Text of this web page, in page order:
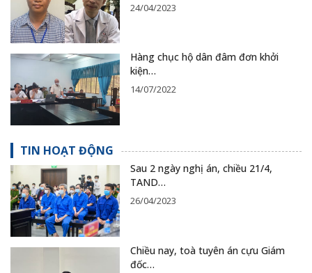
24/04/2023
Hàng chục hộ dân đâm đơn khởi
kiện…
14/07/2022
TIN HOẠT ĐỘNG
Sau 2 ngày nghị án, chiều 21/4,
TAND…
26/04/2023
Chiều nay, toà tuyên án cựu Giám
đốc…